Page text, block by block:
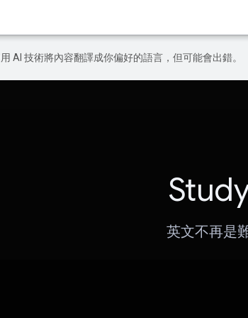
AI 技術將內容翻譯成你偏好的語言，但可能會出錯。
英文不再是